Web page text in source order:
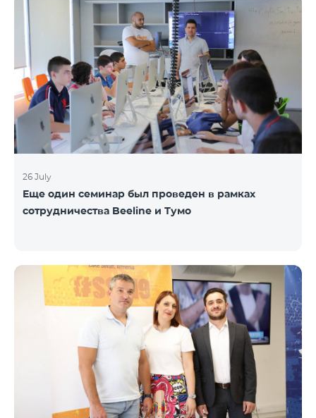
26 July
Еще один семинар был проведен в рамках
сотрудничества Beeline и Тумо